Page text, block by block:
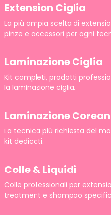
Extension Ciglia
La più ampia scelta di
pinze e accessori per ogni
Laminazione Ciglia
Kit completi, prodotti
la laminazione ciglia.
Laminazione
La tecnica più richiesta del
kit dedicati.
Colle & Liquidi
Colle professionali per
treatment e shampoo